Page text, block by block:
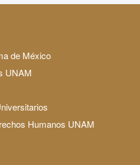
de México
UNAM
Humanos UNAM